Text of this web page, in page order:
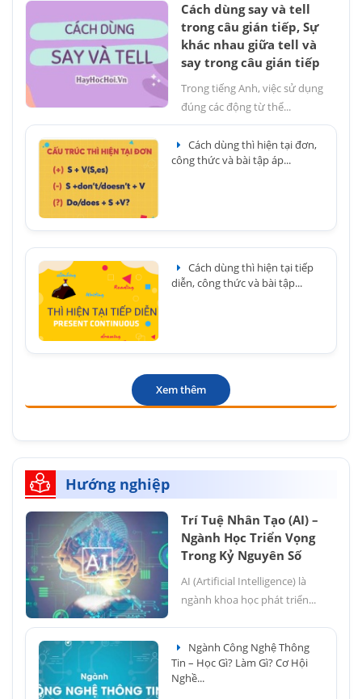
Cách dùng say và tell
trong câu gián tiếp, Sự
khác nhau giữa tell và
say trong câu gián tiếp
Trong tiếng Anh, việc sử dụng
đúng các động từ thể...
Cách dùng thì hiện tại đơn,
công thức và bài tập áp...
Cách dùng thì hiện tại tiếp
diễn, công thức và bài tập...
Xem thêm
Hướng nghiệp
Trí Tuệ Nhân Tạo (AI) –
Ngành Học Triển Vọng
Trong Kỷ Nguyên Số
AI (Artificial Intelligence) là
ngành khoa học phát triển...
Ngành Công Nghệ Thông
Tin – Học Gì? Làm Gì? Cơ Hội
Nghề...